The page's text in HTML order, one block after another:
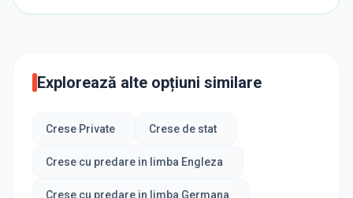
Explorează alte opțiuni similare
Crese Private Crese de stat
Crese cu predare in limba Engleza
Crese cu predare in limba Germana